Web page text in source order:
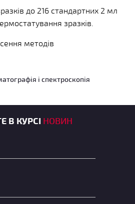
до 216 стандартних 2 мл
зразків.
методів
і спектроскопія
В КУРСІ НОВИН